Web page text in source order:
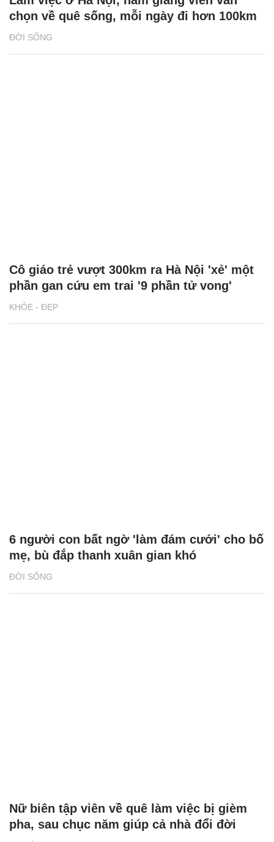
ĐỜI SỐNG
chọn về quê sống, mỗi ngày đi hơn 100km
KHỎE - ĐẸP
Cô giáo trẻ vượt 300km ra Hà Nội 'xẻ' một
phần gan cứu em trai '9 phần tử vong'
ĐỜI SỐNG
6 người con bất ngờ 'làm đám cưới' cho bố
mẹ, bù đắp thanh xuân gian khó
Nữ biên tập viên về quê làm việc bị gièm
pha, sau chục năm giúp cả nhà đổi đời